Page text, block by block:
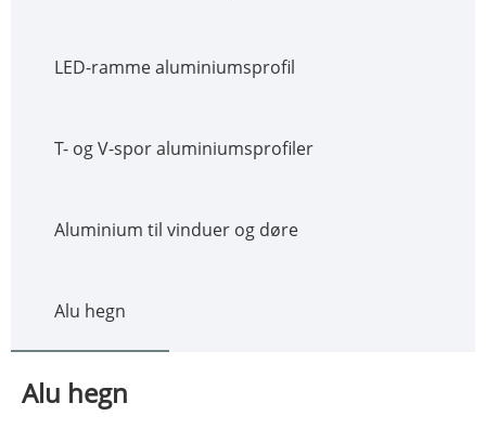
LED-ramme aluminiumsprofil
T- og V-spor aluminiumsprofiler
Aluminium til vinduer og døre
Alu hegn
Alu hegn